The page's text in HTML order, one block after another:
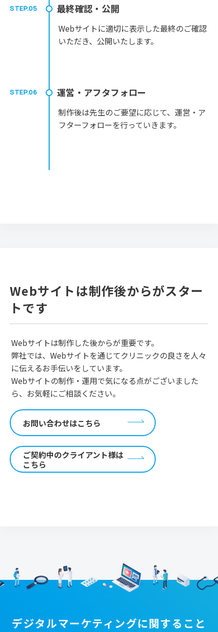
STEP.05 最終確認・公開
Webサイトに適切に表示した最終のご確認
いただき、公開いたします。
STEP.06 運営・アフタフォロー
制作後は先生のご要望に応じて、運営・ア
フターフォローを行っていきます。
Webサイトは制作後からがスター
トです
Webサイトは制作した後からが重要です。
弊社では、Webサイトを通じてクリニックの良さを人々
に伝えるお手伝いをしています。
Webサイトの制作・運用で気になる点がございました
ら、お気軽にご相談ください。
お問い合わせはこちら
ご契約中のクライアント様は
こちら
デジタルマーケティングに関すること